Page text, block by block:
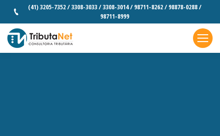
(41) 3205-7352 / 3308-3033 / 3308-3014 / 98711-8262 / 98878-0288 /
98711-8999